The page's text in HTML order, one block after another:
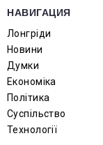
НАВИГАЦИЯ
Лонгріди
Новини
Думки
Економіка
Політика
Суспільство
Технології